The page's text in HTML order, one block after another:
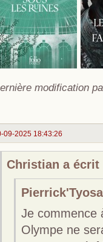
modification
09-2025 18:43:26
Christian a écrit
Je commence
Olympe ne